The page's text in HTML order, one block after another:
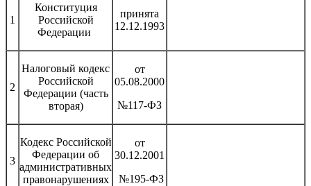
1
Конституция
Российской
Федерации
принята
12.12.1993
2
Налоговый кодекс
Российской
Федерации (часть
вторая)
от
05.08.2000
№117-ФЗ
3
Кодекс Российской
Федерации об
административных
правонарушениях
от
30.12.2001
№195-ФЗ